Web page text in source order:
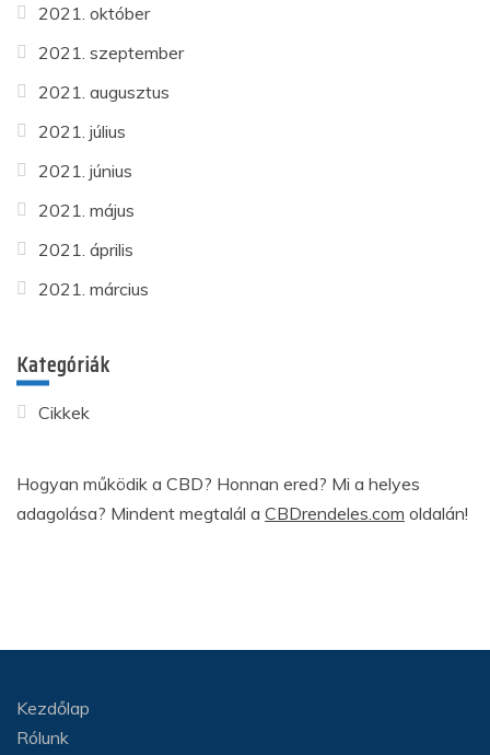
2021. október
2021. szeptember
2021. augusztus
2021. július
2021. június
2021. május
2021. április
2021. március
Kategóriák
Cikkek
Hogyan működik a CBD? Honnan ered? Mi a helyes
adagolása? Mindent megtalál a CBDrendeles.com oldalán!
Kezdőlap
Rólunk